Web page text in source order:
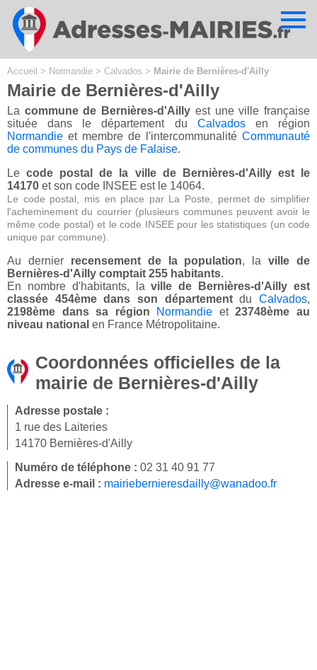
Accueil > Normandie > Calvados > Mairie de Bernières-d'Ailly
Mairie de Bernières-d'Ailly
La commune de Bernières-d'Ailly est une ville française
située dans le département du Calvadosen région
Normandie et membre de l'intercommunalité Communauté
de communes du Pays de Falaise.
Lecode postal de la ville de Bernières-d'Ailly est le
14170 et son code INSEE est le 14064.
Le code postal, mis en place par La Poste, permet de simplifier
l'acheminement du courrier (plusieurs communes peuvent avoir le
même code postal) et le code INSEE pour les statistiques (un code
unique par commune).
Au dernier recensement de la population, laville de
Bernières-d'Ailly comptait 255 habitants.
En nombre d'habitants, laville de Bernières-d'Ailly est
classée 454ème dans son départementduCalvados,
2198ème dans sa région
Normandie et23748ème au
niveau national en France Métropolitaine.
Coordonnées officielles de la
mairie de Bernières-d'Ailly
Adresse postale :
1 rue des Laiteries
14170 Bernières-d'Ailly
Numéro de téléphone : 02 31 40 91 77
Adresse e-mail : mairiebernieresdailly@wanadoo.fr
Cookies management panel